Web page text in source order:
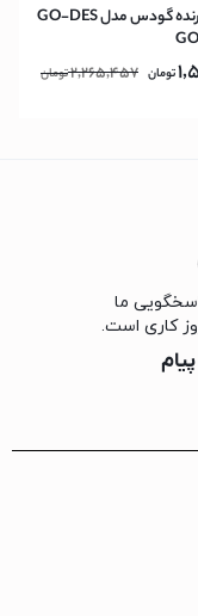
پایه نگهدارنده گودس مدل GO-DES
تومان 2,265,457تومان
ما